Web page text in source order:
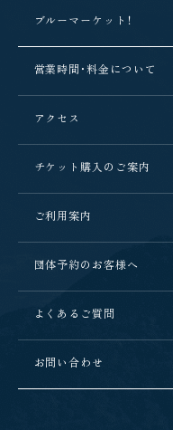
ブルーマーケット！
営業時間・料金について
アクセス
チケット購入のご案内
ご利用案内
団体予約のお客様へ
よくあるご質問
お問い合わせ